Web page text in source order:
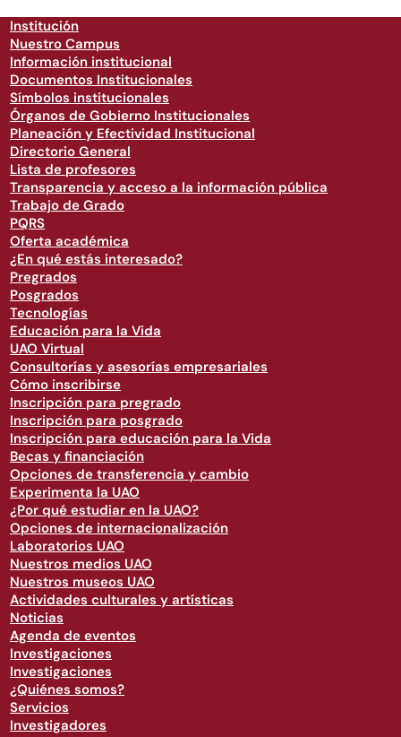
Institución
Nuestro Campus
Información institucional
Documentos Institucionales
Símbolos institucionales
Órganos de Gobierno Institucionales
Planeación y Efectividad Institucional
Directorio General
Lista de profesores
Transparencia y acceso a la información pública
Trabajo de Grado
PQRS
Oferta académica
¿En qué estás interesado?
Pregrados
Posgrados
Tecnologías
Educación para la Vida
UAO Virtual
Consultorías y asesorías empresariales
Cómo inscribirse
Inscripción para pregrado
Inscripción para posgrado
Inscripción para educación para la Vida
Becas y financiación
Opciones de transferencia y cambio
Experimenta la UAO
¿Por qué estudiar en la UAO?
Opciones de internacionalización
Laboratorios UAO
Nuestros medios UAO
Nuestros museos UAO
Actividades culturales y artísticas
Noticias
Agenda de eventos
Investigaciones
Investigaciones
¿Quiénes somos?
Servicios
Investigadores